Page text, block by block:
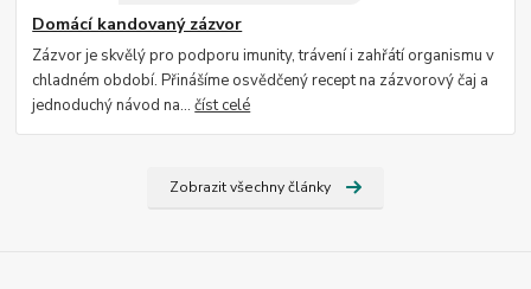
Domácí kandovaný zázvor
Zázvor je skvělý pro podporu imunity, trávení i zahřátí organismu v
chladném období. Přinášíme osvědčený recept na zázvorový čaj a
jednoduchý návod na...číst celé
Zobrazit všechny články